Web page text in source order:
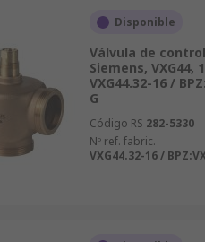
Disponible
Válvula de
Siemens, VXG44,
VXG44.32-16 /
G
Código RS 282-5330
Nº ref. fabric.
VXG44.32-16 /